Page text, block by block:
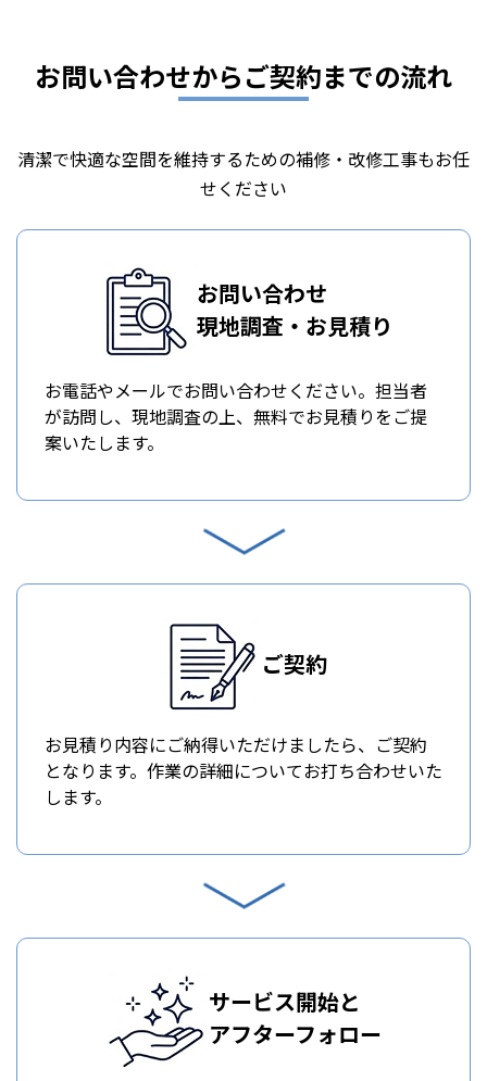
お問い合わせからご契約までの流れ
清潔で快適な空間を維持するための補修・改修工事もお任
せください
お問い合わせ
現地調査・お見積り
お電話やメールでお問い合わせください。担当者
が訪問し、現地調査の上、無料でお見積りをご提
案いたします。
ご契約
お見積り内容にご納得いただけましたら、ご契約
となります。作業の詳細についてお打ち合わせいた
します。
サービス開始と
アフターフォロー